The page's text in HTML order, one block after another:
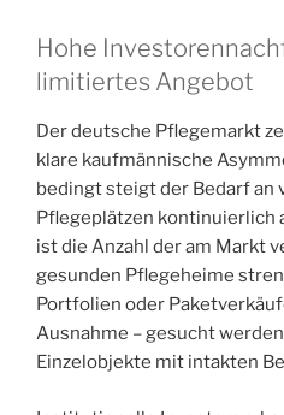
Hohe
limitiertes Angebot
Der deutsche Pflegemarkt
klare kaufmännische
bedingt steigt der Bedarf an
Pflegeplätzen kontinuierlich
ist die Anzahl der am Markt
gesunden Pflegeheime
Portfolien oder
Ausnahme – gesucht
Einzelobjekte mit intakten